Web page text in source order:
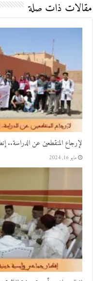
مقالات ذات صلة
لإرجاع المنقطعين عن الدراسة..
مايو 16, 2024